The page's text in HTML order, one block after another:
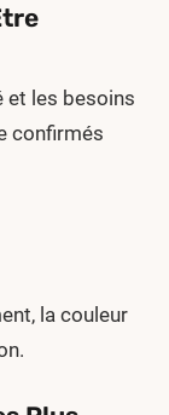
et les besoins
confirmés
la couleur